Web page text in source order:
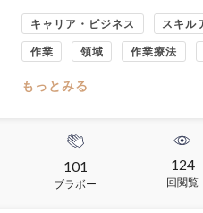
キャリア・ビジネス スキル
作業 領域 作業療法
もっとみる
101
ブラボー
124
回閲覧